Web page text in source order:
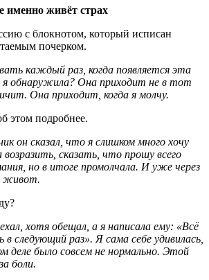
именно живёт страх
с блокнотом, который исписан
почерком.
каждый раз, когда появляется эта
обнаружила? Она приходит не в тот
Она приходит, когда я молчу.
этом подробнее.
он сказал, что я слишком много хочу
сказать, что прошу всего
но в итоге промолчала. И уже через
живот.
хотя обещал, а я написала ему: «Всё
в следующий раз». Я сама себе удивилась,
деле было совсем не нормально. Этой
боли.